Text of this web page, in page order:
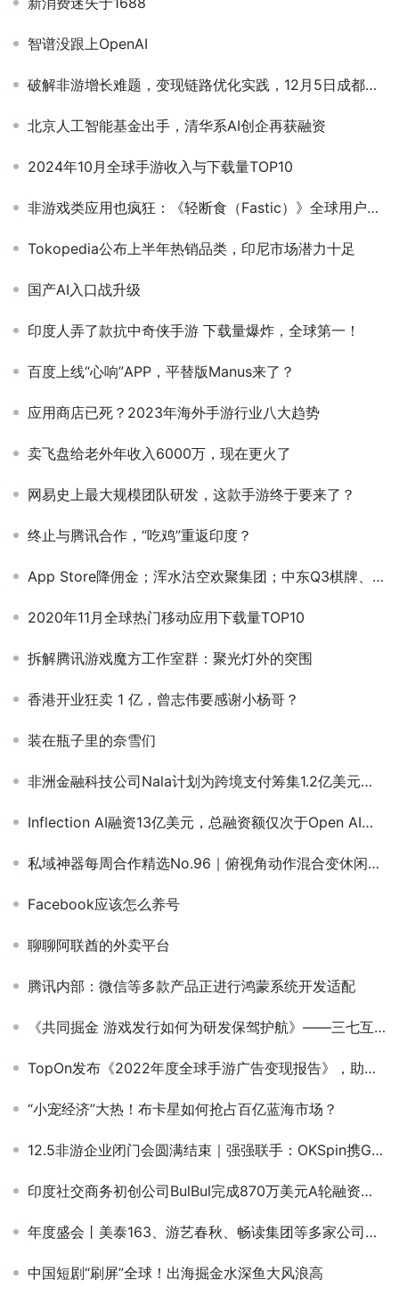
智谱没跟上OpenAI
破解非游增长难题，变现链路优化实践，12月5日成都非游企业闭门会期待您的莅临！
北京人工智能基金出手，清华系AI创企再获融资
2024年10月全球手游收入与下载量TOP10
非游戏类应用也疯狂：《轻断食（Fastic）》全球用户获取有绝招
Tokopedia公布上半年热销品类，印尼市场潜力十足
国产AI入口战升级
印度人弄了款抗中奇侠手游 下载量爆炸，全球第一！
百度上线“心响”APP，平替版Manus来了？
应用商店已死？2023年海外手游行业八大趋势
卖飞盘给老外年收入6000万，现在更火了
网易史上最大规模团队研发，这款手游终于要来了？
终止与腾讯合作，“吃鸡”重返印度？
App Store降佣金；浑水沽空欢聚集团；中东Q3棋牌、阅读广告投放环比激增90%以上
2020年11月全球热门移动应用下载量TOP10
拆解腾讯游戏魔方工作室群：聚光灯外的突围
香港开业狂卖 1 亿，曾志伟要感谢小杨哥？
装在瓶子里的奈雪们
非洲金融科技公司Nala计划为跨境支付筹集1.2亿美元资金
Inflection AI融资13亿美元，总融资额仅次于Open AI，专注个人人工智能
私域神器每周合作精选No.96｜俯视角动作混合变休闲游戏寻融资、发行；游戏海外发行商寻流量变现合作；越南游戏发行商寻手游上线
Facebook应该怎么养号
聊聊阿联酋的外卖平台
腾讯内部：微信等多款产品正进行鸿蒙系统开发适配
《共同掘金 游戏发行如何为研发保驾护航》——三七互娱 产品副总裁 殷天明
TopOn发布《2022年度全球手游广告变现报告》，助力手游开发者提升广告收益
“小宠经济”大热！布卡星如何抢占百亿蓝海市场？
12.5非游企业闭门会圆满结束｜强强联手：OKSpin携Google、Adjust共话非游出海新篇章
印度社交商务初创公司BulBul完成870万美元A轮融资，Info Edge领投
年度盛会丨美泰163、游艺春秋、畅读集团等多家公司高管确认参加2022GICC大会
中国短剧“刷屏”全球！出海掘金水深鱼大风浪高